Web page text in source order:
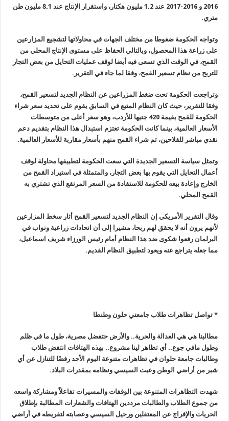
2016 و 2016-2017 عند 1.2 مليون هكتار، واستقرار الإنتاج عند 8.1 مليون طن
متري.
وتواجه الحكومة ضغوطا من مختلف الجهات في محاولاتها لتشجيع المزارعين
على زراعة هذا المحصول، وبالتالي الحفاظ على مستوى الإنتاج المحلي من
القمح، في الوقت الذي تسعى فيه أيضا لوقف عمليات التحايل من بعض التجار
للتربح من نظام تسعير القمح، وفقا لما جاء في التقرير.
وتراجعت الحكومة تحت ضغط المزراعين عن النظام الجديد لتسعير القمح،
وفقا للتقرير، حيث كان النظام المتبع في السابق يقوم على تحديد سعر شراء
الحكومة للقمح بقيمة 420 جنيها للأردب، وهو سعر أعلى من متوسطات
الأسعار العالمية، بينما كانت الحكومة تعتزم استبدال هذا النظام بتقديم دعم
نقدي مباشر للفلاحين، ثم شراء القمح منهم بأسعار مقاربة للأسعار العالمية.
وتمثل سياسة التسعير الجديدة التي سعت الحكومة لتطبيقها محاولة لوقف
أعمال التحايل التي يقوم بها بعض التجار، والمتمثلة في استيراد القمح من
الخارج وإعادة بيعه للحكومة للاستفادة من السعر المرتفع الذي تشتري به
القمح المحلي.
وقال التقرير الأمريكي إن النظام الجديد لتسعير القمح أثار سخط المزارعين
لأنهم يرون أنه لا يحقق لهم ربحا، مشيرا إلى أن اتحادات زراعية ونواب في
البرلمان رفعوا شكوى ضد هذا النظام أمام رئيس الورزاء شريف اسماعيل،
مما جعله يتراجع عنه ويعود لتطبيق النظام القديم.
* تواصل تظاهرات طلاب جامعتي حلون وطنطا
مطالبنا هي هي العدالة والحرية.. والأرض حتفضل مصرية، طول ما في ظلم
وطول مافي جوع.. أي تظاهر لينا مشروع.. بهذه الهتافات انتفض طلاب
وطالبات جامعة حلوان في تظاهرات متنوعة اليوم الأحد رفضًا للتنازل عن أي
شبر من أراضي الوطن وعبث السيسي ونظامه بمقدرات البلاد.
شهدت التظاهرات المتنوعة بين الوقفات والمسيرات تفاعلاً ومشاركة واسعه
من جموع الطلاب والطالبات مرددين الهتافات والشعارات المطالبة بإطلاق
الحريات والإفراج عن المعتقلين ورحيل السيسي وعصابته لتفريطه في أراضي